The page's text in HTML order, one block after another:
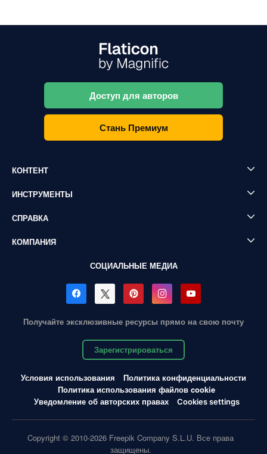
Доступ для авторов
Стань Премиум
КОНТЕНТ
ИНСТРУМЕНТЫ
СПРАВКА
КОМПАНИЯ
СОЦИАЛЬНЫЕ МЕДИА
Получайте эксклюзивные ресурсы прямо на свою почту
Зарегистрироваться
Условия использования
Политика конфиденциальности
Политика использования файлов cookie
Уведомление об авторских правах
Cookies settings
Copyright © 2010-2026 Freepik Company S.L.U. Все права
защищены.